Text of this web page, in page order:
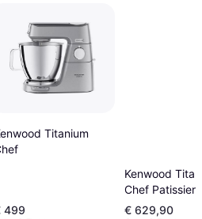
Titanium
499
Kenwood
Chef Patissier
KWL90.124SI
€ 629,90